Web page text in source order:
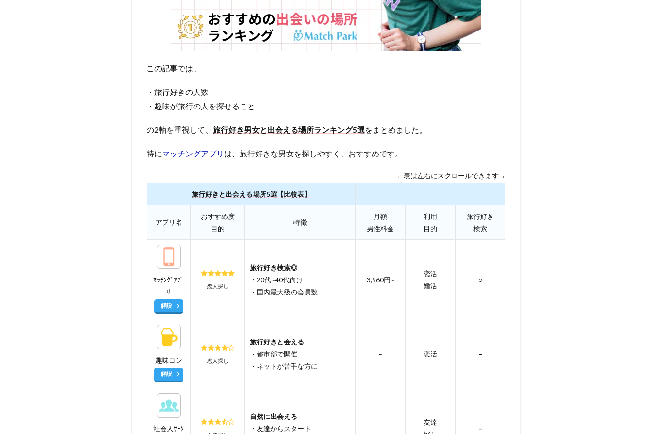
この記事では、
・旅行好きの人数
・趣味が旅行の人を探せること
の2軸を重視して、 旅行好き男女と出会える場所ランキング5選をまとめました。
特にマッチングアプリ は、旅行好きな男女を探しやすく、おすすめです。
←表は左右にスクロールできます→
旅行好きと出会える場所5選【比較表】
アプリ名
おすすめ度
目的
特徴
月額
男性料金
利用
目的
旅行好き
検索
ﾏｯﾁﾝｸﾞｱﾌﾟ
ﾘ
解説
恋人探し
旅行好き検索◎
・20代~40代向け
・国内最大級の会員数
3,960円~
恋活
婚活
○
趣味コン
解説
恋人探し
旅行好きと会える
・都市部で開催
・ネットが苦手な方に
– 恋活 –
社会人ｻｰｸ
自然に出会える
・友達からスタート
–
友達
–